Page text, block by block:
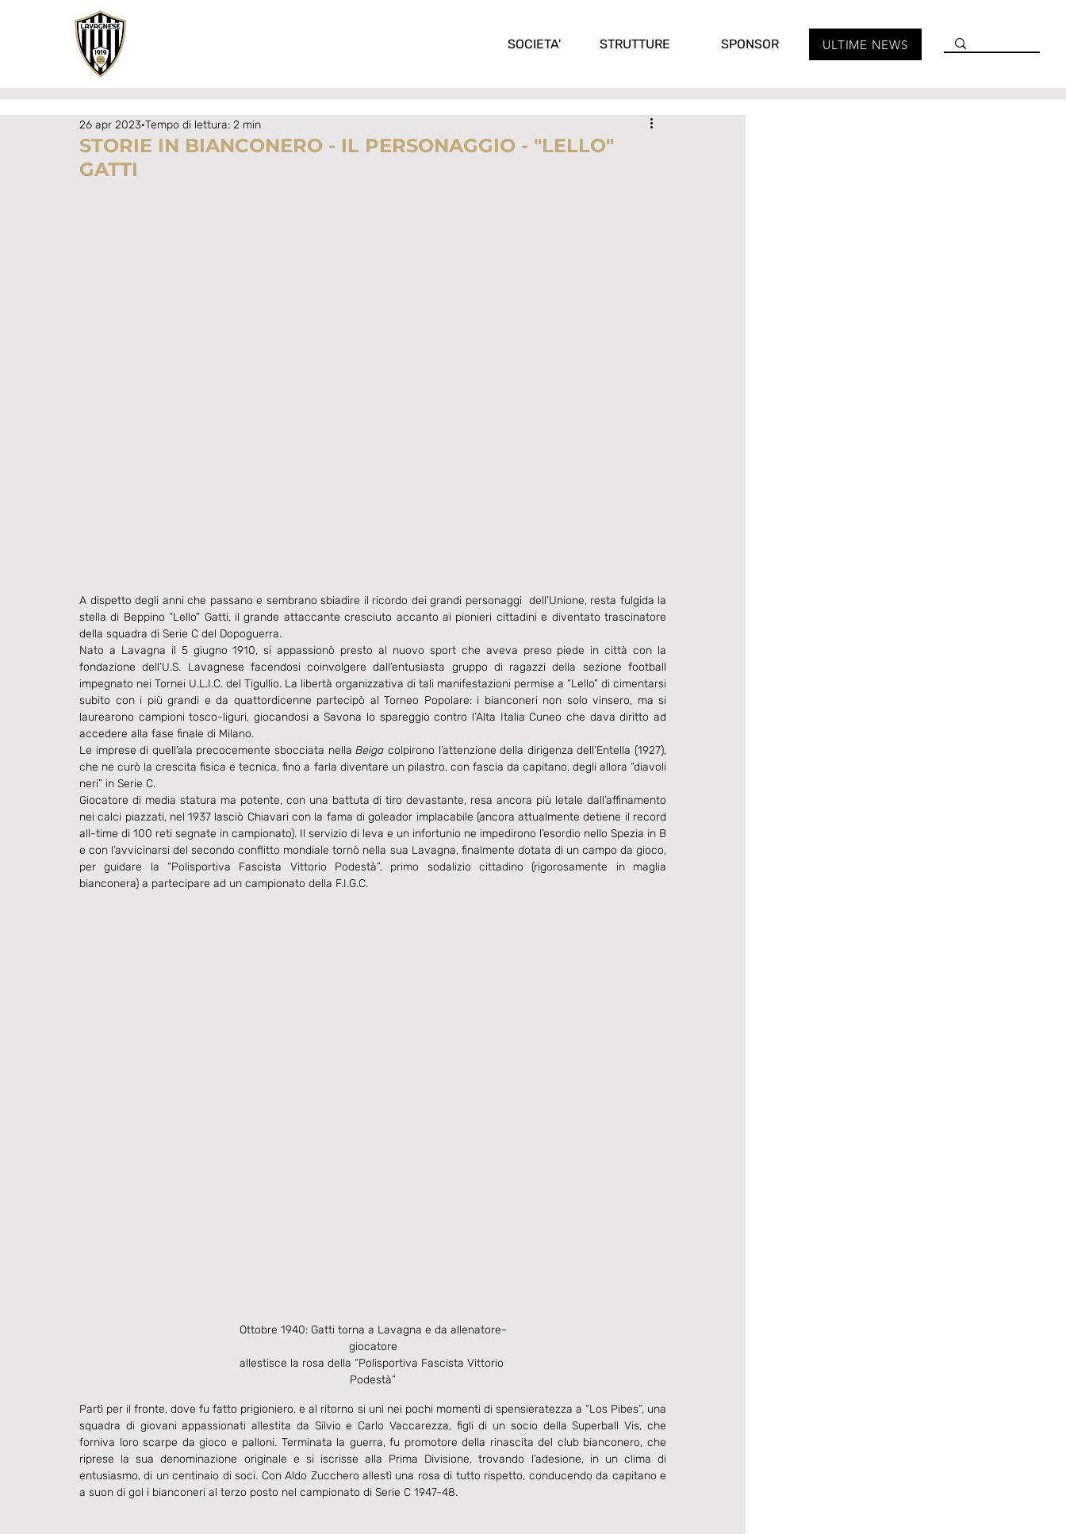
SOCIETA' STRUTTURE SPONSOR ULTIME NEWS
STORIE IN BIANCONERO - IL PERSONAGGIO - "LELLO"
GATTI
26 apr 2023 Tempo di lettura: 2 min
A dispetto degli anni che passano e sembrano sbiadire il ricordo dei grandi personaggi  dell’Unione, resta fulgida la
stella di Beppino “Lello” Gatti, il grande attaccante cresciuto accanto ai pionieri cittadini e diventato trascinatore
della squadra di Serie C del Dopoguerra.
Nato a Lavagna il 5 giugno 1910, si appassionò presto al nuovo sport che aveva preso piede in città con la
fondazione dell’U.S. Lavagnese facendosi coinvolgere dall’entusiasta gruppo di ragazzi della sezione football
impegnato nei Tornei U.L.I.C. del Tigullio. La libertà organizzativa di tali manifestazioni permise a “Lello” di cimentarsi
subito con i più grandi e da quattordicenne partecipò al Torneo Popolare: i bianconeri non solo vinsero, ma si
laurearono campioni tosco-liguri, giocandosi a Savona lo spareggio contro l’Alta Italia Cuneo che dava diritto ad
accedere alla fase finale di Milano.
Le imprese di quell’ala precocemente sbocciata nella Beiga colpirono l’attenzione della dirigenza dell’Entella (1927),
che ne curò la crescita fisica e tecnica, fino a farla diventare un pilastro, con fascia da capitano, degli allora “diavoli
neri” in Serie C.
Giocatore di media statura ma potente, con una battuta di tiro devastante, resa ancora più letale dall’affinamento
nei calci piazzati, nel 1937 lasciò Chiavari con la fama di goleador implacabile (ancora attualmente detiene il record
all-time di 100 reti segnate in campionato). Il servizio di leva e un infortunio ne impedirono l’esordio nello Spezia in B
e con l’avvicinarsi del secondo conflitto mondiale tornò nella sua Lavagna, finalmente dotata di un campo da gioco,
per guidare la “Polisportiva Fascista Vittorio Podestà”, primo sodalizio cittadino (rigorosamente in maglia
bianconera) a partecipare ad un campionato della F.I.G.C.
Ottobre 1940: Gatti torna a Lavagna e da allenatore-
giocatore
allestisce la rosa della “Polisportiva Fascista Vittorio
Podestà”
Partì per il fronte, dove fu fatto prigioniero, e al ritorno si unì nei pochi momenti di spensieratezza a “Los Pibes”, una
squadra di giovani appassionati allestita da Silvio e Carlo Vaccarezza, figli di un socio della Superball Vis, che
forniva loro scarpe da gioco e palloni. Terminata la guerra, fu promotore della rinascita del club bianconero, che
riprese la sua denominazione originale e si iscrisse alla Prima Divisione, trovando l’adesione, in un clima di
entusiasmo, di un centinaio di soci. Con Aldo Zucchero allestì una rosa di tutto rispetto, conducendo da capitano e
a suon di gol i bianconeri al terzo posto nel campionato di Serie C 1947-48.